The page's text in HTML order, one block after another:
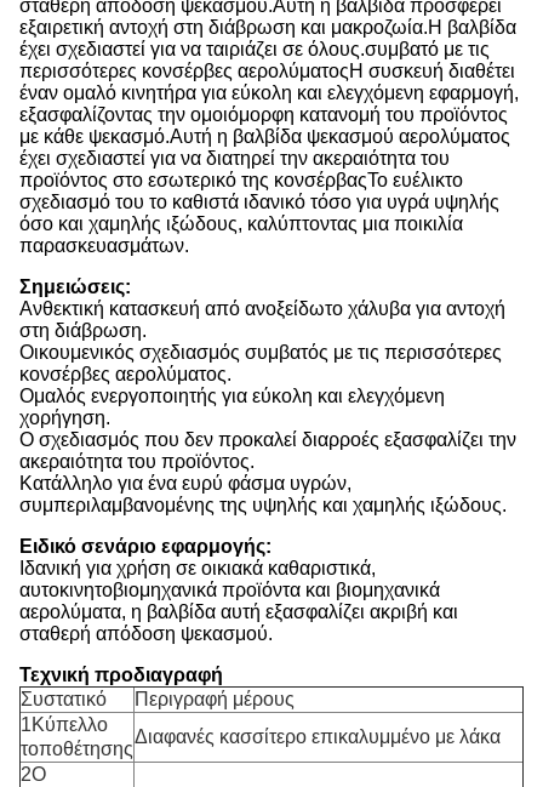
σταθερή απόδοση ψεκασμού.Αυτή η βαλβίδα προσφέρει
εξαιρετική αντοχή στη διάβρωση και μακροζωία.Η βαλβίδα
έχει σχεδιαστεί για να ταιριάζει σε όλους.συμβατό με τις
περισσότερες κονσέρβες αερολύματοςΗ συσκευή διαθέτει
έναν ομαλό κινητήρα για εύκολη και ελεγχόμενη εφαρμογή,
εξασφαλίζοντας την ομοιόμορφη κατανομή του προϊόντος
με κάθε ψεκασμό.Αυτή η βαλβίδα ψεκασμού αερολύματος
έχει σχεδιαστεί για να διατηρεί την ακεραιότητα του
προϊόντος στο εσωτερικό της κονσέρβαςΤο ευέλικτο
σχεδιασμό του το καθιστά ιδανικό τόσο για υγρά υψηλής
όσο και χαμηλής ιξώδους, καλύπτοντας μια ποικιλία
παρασκευασμάτων.
Σημειώσεις:
Ανθεκτική κατασκευή από ανοξείδωτο χάλυβα για αντοχή
στη διάβρωση.
Οικουμενικός σχεδιασμός συμβατός με τις περισσότερες
κονσέρβες αερολύματος.
Ομαλός ενεργοποιητής για εύκολη και ελεγχόμενη
χορήγηση.
Ο σχεδιασμός που δεν προκαλεί διαρροές εξασφαλίζει την
ακεραιότητα του προϊόντος.
Κατάλληλο για ένα ευρύ φάσμα υγρών,
συμπεριλαμβανομένης της υψηλής και χαμηλής ιξώδους.
Ειδικό σενάριο εφαρμογής:
Ιδανική για χρήση σε οικιακά καθαριστικά,
αυτοκινητοβιομηχανικά προϊόντα και βιομηχανικά
αερολύματα, η βαλβίδα αυτή εξασφαλίζει ακριβή και
σταθερή απόδοση ψεκασμού.
Τεχνική προδιαγραφή
Συστατικό
Περιγραφή μέρους
1Κύπελλο
τοποθέτησης
Διαφανές κασσίτερο επικαλυμμένο με λάκα
2Ο